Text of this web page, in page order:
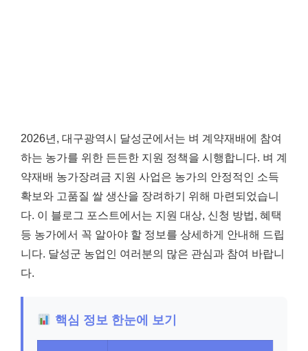
2026년, 대구광역시 달성군에서는 벼 계약재배에 참여
하는 농가를 위한 든든한 지원 정책을 시행합니다. 벼 계
약재배 농가장려금 지원 사업은 농가의 안정적인 소득
확보와 고품질 쌀 생산을 장려하기 위해 마련되었습니
다. 이 블로그 포스트에서는 지원 대상, 신청 방법, 혜택
등 농가에서 꼭 알아야 할 정보를 상세하게 안내해 드립
니다. 달성군 농업인 여러분의 많은 관심과 참여 바랍니
다.
핵심 정보 한눈에 보기